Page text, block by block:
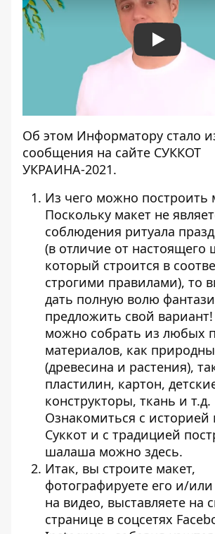
Play
Об этом Информатору стало
сообщения на сайте СУККОТ
УКРАИНА-2021.
Из чего можно построить
Поскольку макет не
соблюдения ритуала
(в отличие от настоящего
который строится в
строгими правилами), то
дать полную волю
предложить свой
можно собрать из любых
материалов, как
(древесина и растения),
пластилин, картон,
конструкторы, ткань и т.д.
Ознакомиться с историей
Суккот и с традицией
шалаша можно здесь.
Итак, вы строите макет,
фотографируете его и/
на видео, выставляете на
странице в соцсетях